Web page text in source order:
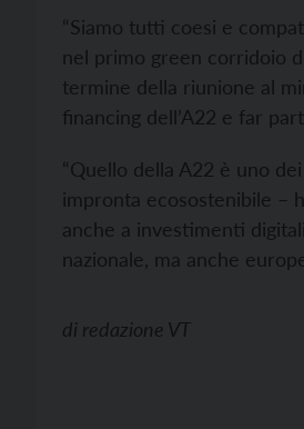
“Siamo tutti coesi e
nel primo green corridoio
termine della riunione al
financing dell’A22 e far
“Quello della A22 è uno
impronta ecosostenibile –
anche a investimenti
nazionale, ma anche
di redazione VT